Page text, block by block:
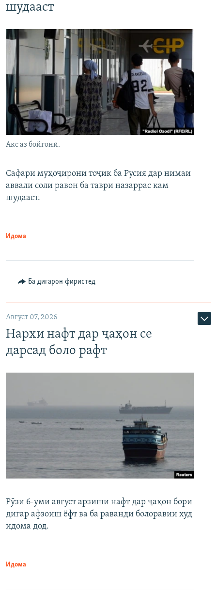
шудааст
Акс аз бойгонӣ.
Сафари муҳоҷирони тоҷик ба Русия дар нимаи
аввали соли равон ба таври назаррас кам
шудааст.
Идома
Ба дигарон фиристед
Август 07, 2026
Нархи нафт дар ҷаҳон се
дарсад боло рафт
Рӯзи 6-уми август арзиши нафт дар ҷаҳон бори
дигар афзоиш ёфт ва ба раванди болоравии худ
идома дод.
Идома